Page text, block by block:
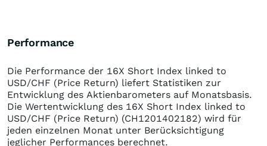
Performance
Die Performance der 16X Short Index linked to
USD/CHF (Price Return) liefert Statistiken zur
Entwicklung des Aktienbarometers auf Monatsbasis.
Die Wertentwicklung des 16X Short Index linked to
USD/CHF (Price Return) (CH1201402182) wird für
jeden einzelnen Monat unter Berücksichtigung
jeglicher Performances berechnet.